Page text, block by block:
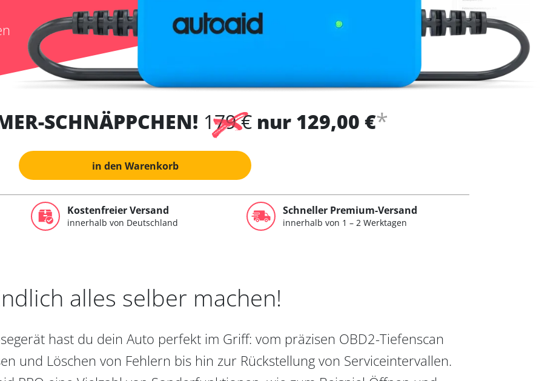
SCHNÄPPCHEN! 179 € nur 129,00 €*
in den Warenkorb
Kostenfreier Versand
innerhalb von Deutschland
Schneller Premium-Versand
innerhalb von 1 – 2 Werktagen
alles selber machen!
hast du dein Auto perfekt im Griff: vom präzisen OBD2-Tiefenscan
und Löschen von Fehlern bis hin zur Rückstellung von Serviceintervallen.